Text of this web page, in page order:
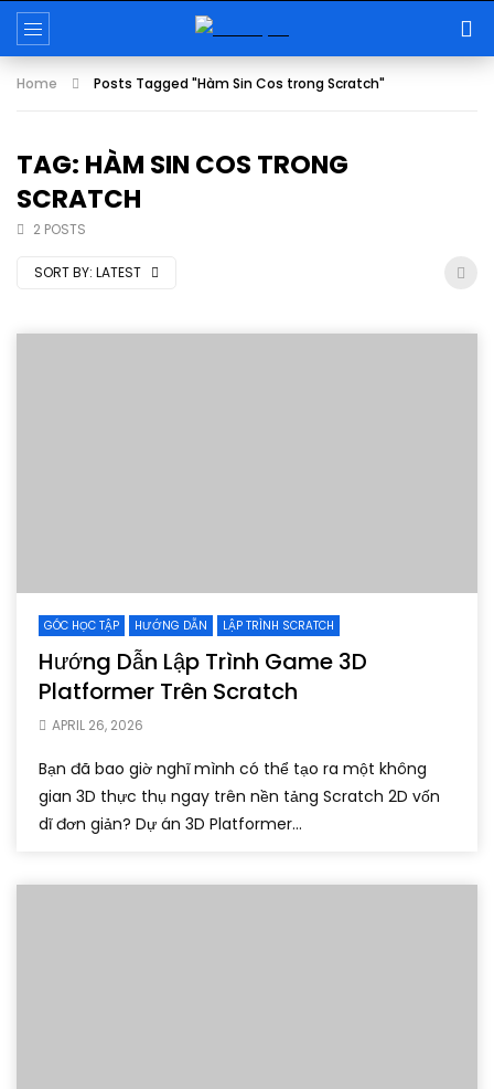
Home Posts Tagged "Hàm Sin Cos trong Scratch"
TAG: HÀM SIN COS TRONG
SCRATCH
2 POSTS
SORT BY: LATEST
GÓC HỌC TẬP HƯỚNG DẪN LẬP TRÌNH SCRATCH
Hướng Dẫn Lập Trình Game 3D
Platformer Trên Scratch
APRIL 26, 2026
Bạn đã bao giờ nghĩ mình có thể tạo ra một không
gian 3D thực thụ ngay trên nền tảng Scratch 2D vốn
dĩ đơn giản? Dự án 3D Platformer...